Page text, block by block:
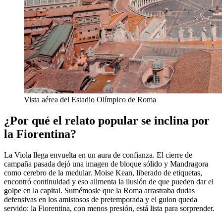
Vista aérea del Estadio Olímpico de Roma
¿Por qué el relato popular se inclina por
la Fiorentina?
La Viola llega envuelta en un aura de confianza. El cierre de
campaña pasada dejó una imagen de bloque sólido y Mandragora
como cerebro de la medular. Moise Kean, liberado de etiquetas,
encontró continuidad y eso alimenta la ilusión de que pueden dar el
golpe en la capital. Sumémosle que la Roma arrastraba dudas
defensivas en los amistosos de pretemporada y el guion queda
servido: la Fiorentina, con menos presión, está lista para sorprender.